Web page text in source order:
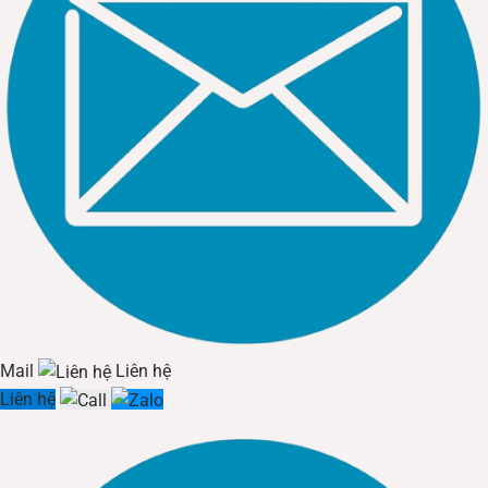
đèn compact, giúp giảm đáng kể hóa đơn tiền điện.
Tuổi thọ cực cao:Với tuổi thọ trung bình từ 15.000 đến
50.000 giờ (cao gấp 10-20 lần đèn thông thường),
chiếu sáng cảnh quangần như loại bỏ chi phí và phiền
phức trong việc thay thế, bảo trì.
Độ bền và an toàn:
Đèn chiếu sáng cảnh quanđược thiết kế chắc chắn,
Không chứa các chất độc hại như thủy ngân và tỏa
ra rất ít nhiệt, giảm nguy cơ cháy nổ và an toàn cho
cây cối, vật nuôi xung quanh.
Chất lượng ánh sáng vượt trội:
đèn chiếu sáng cảnh quan
chất lượng cao, không nhấp nháy, giúp bảo vệ thị
Mail
Liên hệ
Liên hệ